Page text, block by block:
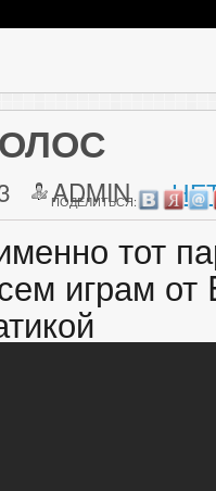
ADMIN
ПОДЕЛИТЬСЯ:
тот
играм